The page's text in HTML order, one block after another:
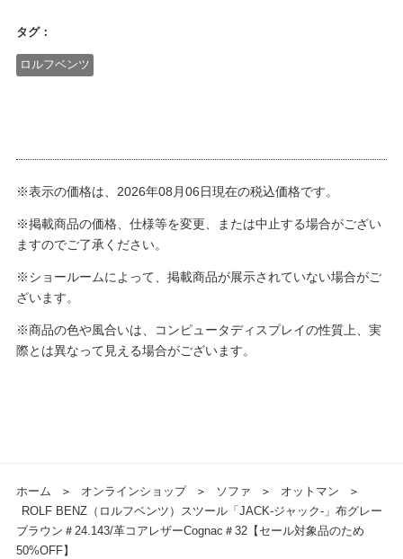
タグ：
ロルフベンツ
※表示の価格は、2026年08月06日現在の税込価格です。
※掲載商品の価格、仕様等を変更、または中止する場合がござい
ますのでご了承ください。
※ショールームによって、掲載商品が展示されていない場合がご
ざいます。
※商品の色や風合いは、コンピュータディスプレイの性質上、実
際とは異なって見える場合がございます。
ホーム ＞ オンラインショップ ＞ ソファ ＞ オットマン
＞
ROLF BENZ（ロルフベンツ）スツール「JACK-ジャック-」布グレー
ブラウン＃24.143/革コアレザーCognac＃32【セール対象品のため
50%OFF】